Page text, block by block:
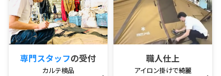
専門スタッフの受付
カルテ検品
職人仕上
アイロン掛けで綺麗